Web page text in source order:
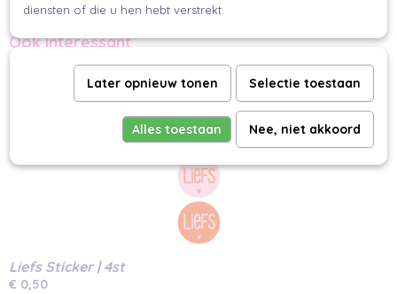
Makkelijk en mooi inpakken
Ook interessant
Liefs Sticker | 4st
€ 0,50
diensten of die u hen hebt verstrekt.
Later opnieuw tonen Selectie toestaan
Alles toestaan Nee, niet akkoord